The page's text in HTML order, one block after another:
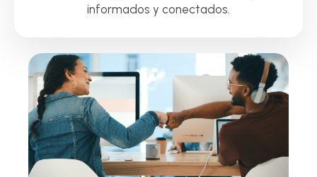
informados y conectados.